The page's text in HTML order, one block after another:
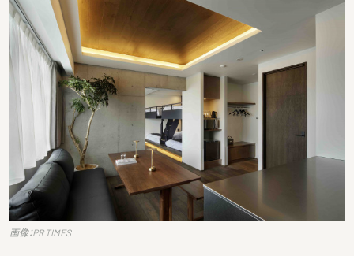
画像：PR TIMES